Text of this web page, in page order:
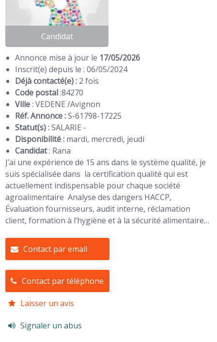
Candidat
Annonce mise à jour le 17/05/2026
Inscrit(e) depuis le : 06/05/2024
Déjà contacté(e) : 2 fois
Code postal:84270
Ville: VEDENE /Avignon
Réf. Annonce :S-61798-17225
Statut(s) :SALARIE -
Disponibilité : mardi, mercredi, jeudi
Candidat: Rana
J’ai une expérience de 15 ans dans le système qualité, je
suis spécialisée dans la certification qualité qui est
actuellement indispensable pour chaque société
agroalimentaire Analyse des dangers HACCP,
Évaluation fournisseurs, audit interne, réclamation
client, formation à l’hygiène et à la sécurité alimentaire…
Contact par email
Contact par téléphone
Laisser un avis
Signaler un abus